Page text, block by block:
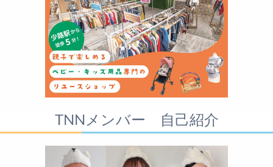
TNNメンバー 自己紹介